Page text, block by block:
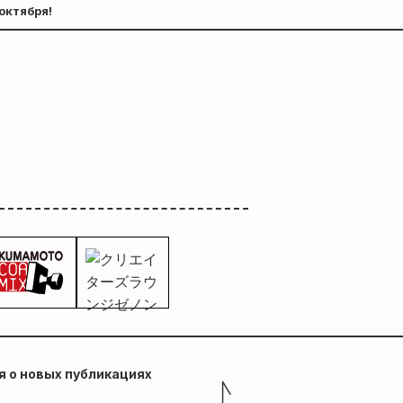
о новых публикациях